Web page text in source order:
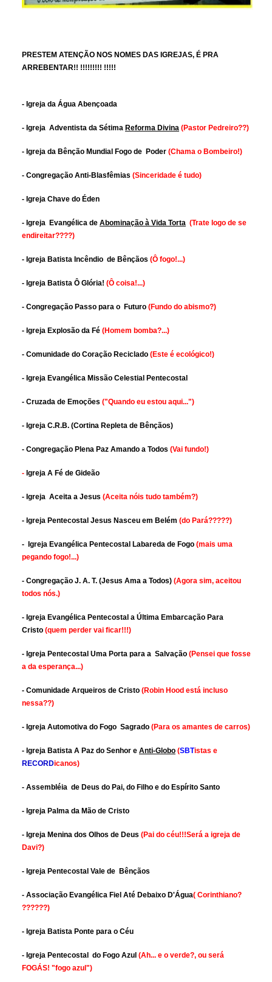
PRESTEM ATENÇÃO NOS NOMES DAS IGREJAS, É PRA
ARREBENTAR!! !!!!!!!!! !!!!!
- Igreja da Água Abençoada
- Igreja Adventista da Sétima Reforma Divina (Pastor Pedreiro??)
- Igreja da Bênção Mundial Fogo de Poder (Chama o Bombeiro!)
- Congregação Anti-Blasfêmias (Sinceridade é tudo)
- Igreja Chave do Éden
- Igreja Evangélica de Abominação à Vida Torta (Trate logo de se
endireitar????)
- Igreja Batista Incêndio de Bênçãos (Ô fogo!...)
- Igreja Batista Ô Glória! (Ô coisa!...)
- Congregação Passo para o Futuro (Fundo do abismo?)
- Igreja Explosão da Fé (Homem bomba?...)
- Comunidade do Coração Reciclado (Este é ecológico!)
- Igreja Evangélica Missão Celestial Pentecostal
- Cruzada de Emoções ("Quando eu estou aqui...")
- Igreja C.R.B. (Cortina Repleta de Bênçãos)
- Congregação Plena Paz Amando a Todos (Vai fundo!)
- Igreja A Fé de Gideão
- Igreja Aceita a Jesus (Aceita nóis tudo também?)
- Igreja Pentecostal Jesus Nasceu em Belém (do Pará?????)
- Igreja Evangélica Pentecostal Labareda de Fogo (mais uma
pegando fogo!...)
- Congregação J. A. T. (Jesus Ama a Todos) (Agora sim, aceitou
todos nós.)
- Igreja Evangélica Pentecostal a Última Embarcação Para
Cristo (quem perder vai ficar!!!)
- Igreja Pentecostal Uma Porta para a Salvação (Pensei que fosse
a da esperança...)
- Comunidade Arqueiros de Cristo (Robin Hood está incluso
nessa??)
- Igreja Automotiva do Fogo Sagrado (Para os amantes de carros)
- Igreja Batista A Paz do Senhor e Anti-Globo (SBTistas e
RECORDicanos)
- Assembléia de Deus do Pai, do Filho e do Espírito Santo
- Igreja Palma da Mão de Cristo
- Igreja Menina dos Olhos de Deus (Pai do céu!!!Será a igreja de
Davi?)
- Igreja Pentecostal Vale de Bênçãos
- Associação Evangélica Fiel Até Debaixo D'Água( Corinthiano?
??????)
- Igreja Batista Ponte para o Céu
- Igreja Pentecostal do Fogo Azul (Ah... e o verde?, ou será
FOGÁS! "fogo azul")